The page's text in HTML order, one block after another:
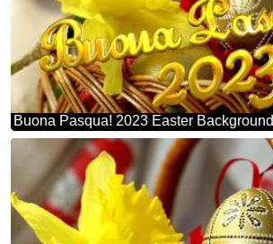
Buona Pasqua! 2023 Easter Background